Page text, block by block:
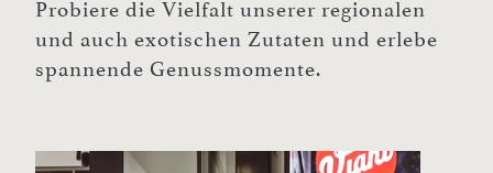
Probiere die Vielfalt unserer regionalen
und auch exotischen Zutaten und erlebe
spannende Genussmomente.